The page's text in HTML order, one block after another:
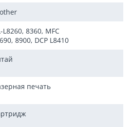
L8260, 8360, MFC
8900, DCP L8410
печать